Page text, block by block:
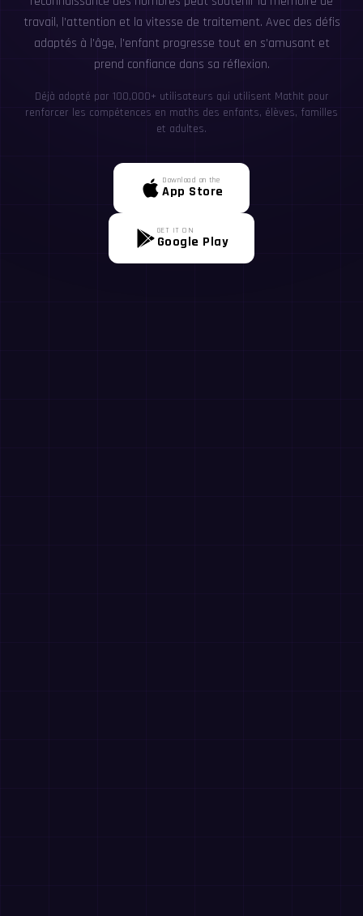
travail, l’attention et la vitesse de traitement. Avec des défis
adaptés à l’âge, l’enfant progresse tout en s’amusant et
prend confiance dans sa réflexion.
Déjà adopté par 100,000+ utilisateurs qui utilisent MathIt pour
renforcer les compétences en maths des enfants, élèves, familles
et adultes.
Download on the
App Store
GET IT ON
Google Play